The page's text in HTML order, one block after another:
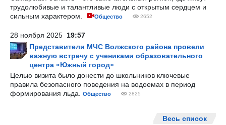
трудолюбивые и талантливые люди с открытым сердцем и
сильным характером.
Общество 2652
28 ноября 2025 19:57
Представители МЧС Волжского района провели
важную встречу с учениками образовательного
центра «Южный город»
Целью визита было донести до школьников ключевые
правила безопасного поведения на водоемах в период
формирования льда.
Общество 2825
Весь список